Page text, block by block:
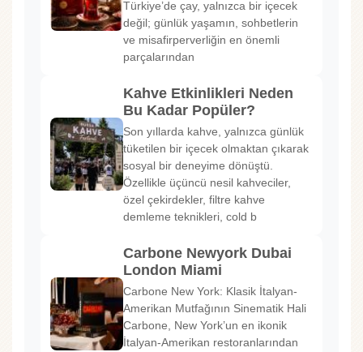
Türkiye’de çay, yalnızca bir içecek
değil; günlük yaşamın, sohbetlerin
ve misafirperverliğin en önemli
parçalarından
Kahve Etkinlikleri Neden
Bu Kadar Popüler?
Son yıllarda kahve, yalnızca günlük
tüketilen bir içecek olmaktan çıkarak
sosyal bir deneyime dönüştü.
Özellikle üçüncü nesil kahveciler,
özel çekirdekler, filtre kahve
demleme teknikleri, cold b
Carbone Newyork Dubai
London Miami
Carbone New York: Klasik İtalyan-
Amerikan Mutfağının Sinematik Hali
Carbone, New York’un en ikonik
İtalyan-Amerikan restoranlarından